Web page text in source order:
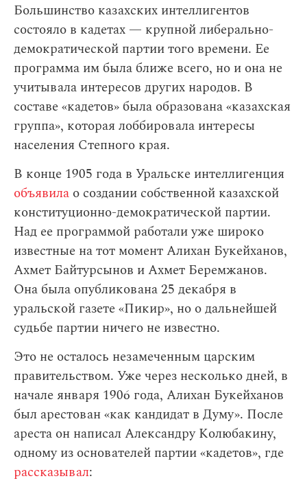
Большинство казахских интеллигентов
состояло в кадетах — крупной либерально-
демократической партии того времени. Ее
программа им была ближе всего, но и она не
учитывала интересов других народов. В
составе «кадетов» была образована «казахская
группа», которая лоббировала интересы
населения Степного края.
В конце 1905 года в Уральске интеллигенция
объявила о создании собственной казахской
конституционно-демократической партии.
Над ее программой работали уже широко
известные на тот момент Алихан Букейханов,
Ахмет Байтурсынов и Ахмет Беремжанов.
Она была опубликована 25 декабря в
уральской газете «Пикир», но о дальнейшей
судьбе партии ничего не известно.
Это не осталось незамеченным царским
правительством. Уже через несколько дней, в
начале января 1906 года, Алихан Букейханов
был арестован «как кандидат в Думу». После
ареста он написал Александру Колюбакину,
одному из основателей партии «кадетов», где
рассказывал: